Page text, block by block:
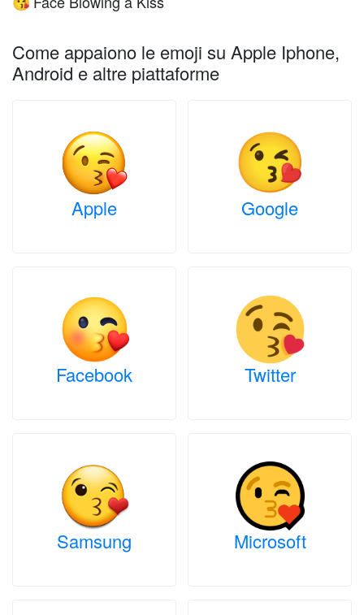
Come appaiono le emoji su Apple Iphone,
Android e altre piattaforme
Apple Google
Facebook Twitter
Samsung Microsoft